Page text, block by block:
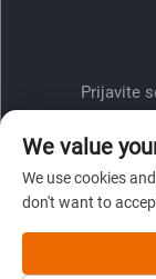
Prijavite
We value
We use cookies
don't want to